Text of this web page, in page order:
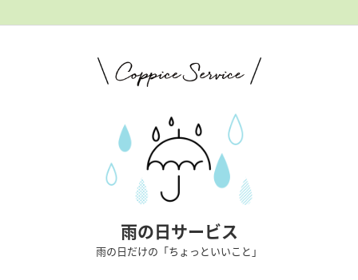
雨の日サービス
雨の日だけの「ちょっといいこと」